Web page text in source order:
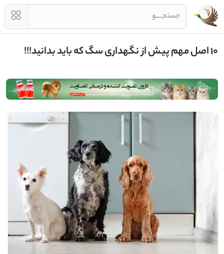
جستجــــو
10 اصل مهم پیش از نگهداری سگ که باید بدانید!!!